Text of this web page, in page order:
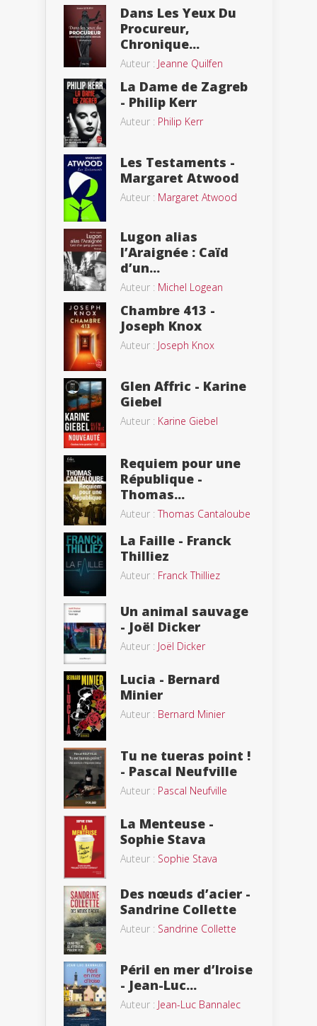
Dans Les Yeux Du
Procureur,
Chronique...
Auteur : Jeanne Quilfen
La Dame de Zagreb
- Philip Kerr
Auteur : Philip Kerr
Les Testaments -
Margaret Atwood
Auteur : Margaret Atwood
Lugon alias
l’Araignée : Caïd
d’un...
Auteur : Michel Logean
Chambre 413 -
Joseph Knox
Auteur : Joseph Knox
Glen Affric - Karine
Giebel
Auteur : Karine Giebel
Requiem pour une
République -
Thomas...
Auteur :Thomas Cantaloube
La Faille - Franck
Thilliez
Auteur : Franck Thilliez
Un animal sauvage
- Joël Dicker
Auteur : Joël Dicker
Lucia - Bernard
Minier
Auteur : Bernard Minier
Tu ne tueras point !
- Pascal Neufville
Auteur : Pascal Neufville
La Menteuse -
Sophie Stava
Auteur : Sophie Stava
Des nœuds d’acier -
Sandrine Collette
Auteur : Sandrine Collette
Péril en mer d’Iroise
- Jean-Luc...
Auteur : Jean-Luc Bannalec